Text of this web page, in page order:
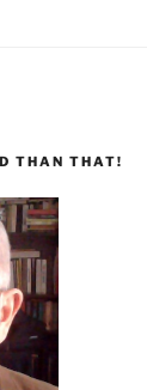
THAN THAT!